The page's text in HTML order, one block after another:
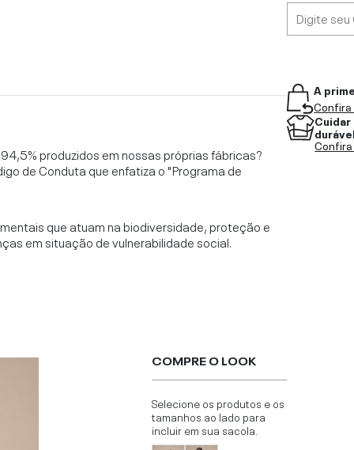
produzidos em nossas próprias fábricas?
de Conduta que enfatiza o "Programa de
que atuam na biodiversidade, proteção e
em situação de vulnerabilidade social.
COMPRE O LOOK
Selecione os produtos e os
tamanhos ao lado para
incluir em sua sacola.
A
Confira